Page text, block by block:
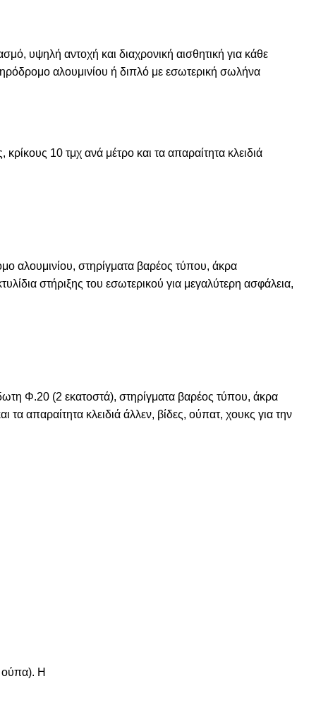
υψηλή αντοχή και διαχρονική αισθητική για κάθε
αλουμινίου ή διπλό με εσωτερική σωλήνα
10 τμχ ανά μέτρο και τα απαραίτητα κλειδιά
αλουμινίου, στηρίγματα βαρέος τύπου, άκρα
στήριξης του εσωτερικού για μεγαλύτερη ασφάλεια,
Φ.20 (2 εκατοστά), στηρίγματα βαρέος τύπου, άκρα
τα απαραίτητα κλειδιά άλλεν, βίδες, ούπατ, χουκς για την
ούπα). Η